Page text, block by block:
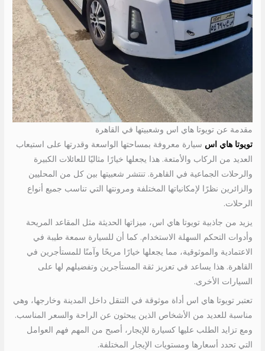
مقدمة عن تويوتا هاي اس وشعبيتها في القاهرة
تويوتا هاي اس سيارة معروفة بمساحتها الواسعة وقدرتها على استيعاب
العديد من الركاب والأمتعة. هذا يجعلها خيارًا مثاليًا للعائلات الكبيرة
والرحلات الجماعية في القاهرة. تنتشر شعبيتها بين كل من المحليين
والزائرين نظرًا لإمكانياتها المختلفة ومرونتها التي تناسب جميع أنواع
الرحلات.
يزيد من جاذبية تويوتا هاي اس، ميزاتها الحديثة مثل المقاعد المريحة
وأدوات التحكم السهلة الاستخدام. كما أن للسيارة سمعة طيبة في
الاعتمادية والموثوقية، مما يجعلها خيارًا مريحًا وآمنًا للمستأجرين في
القاهرة. هذا يساعد في تعزيز ثقة المستأجرين وتفضيلهم لها على
السيارات الأخرى.
تعتبر تويوتا هاي اس أداة موثوقة في التنقل داخل المدينة وخارجها، وهي
مناسبة للعديد من الأشخاص الذين يبحثون عن الراحة والسعر المناسب.
ومع تزايد الطلب عليها كسيارة للإيجار، أصبح من المهم فهم العوامل
التي تحدد أسعارها ومستويات الإيجار المختلفة.